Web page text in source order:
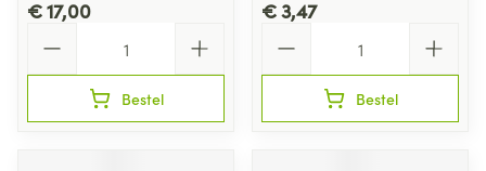
€ 17,00
Bestel
€ 3,47
Bestel